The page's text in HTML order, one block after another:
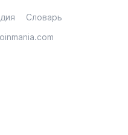
Словарь